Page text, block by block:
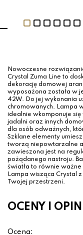
Nowoczesne
Crystal Zuma Line to
dekorację domowej
wyposażona została w
42W. Do jej wykonania
chromowanych. Lampa
idealnie wkomponuje się
jadalni oraz innych
dla osób odważnych,
Szklane elementy
tworzą niepowtarzalne
zawieszona jest na
pożądanego nastroju.
światła to równie
Lampa wisząca Crystal
Twojej przestrzeni.
OCENY I
Ocena: